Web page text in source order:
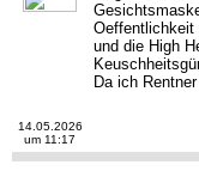
Oeffentlichkeit
und die High
Da ich
14.05.2026
um 11:17